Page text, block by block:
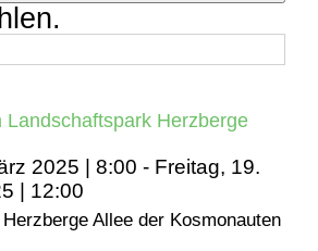
Landschaftspark Herzberge
2025 | 8:00 - Freitag, 19.
| 12:00
Allee der Kosmonauten